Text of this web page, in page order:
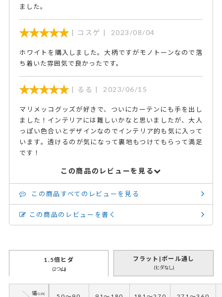
ました。
コスゲ 2023/08/04
ホワイトを購入しました。大柄ですがモノトーンなので落
ち着いた雰囲気で良かったです。
るる 2023/06/15
マリメッコグッズが好きで、ついにカーテンにも手を出し
ました！インテリアには難しいかなと思いましたが、大人
っぽい色合いとデザインなのでインテリア的も気に入って
います。透けるのが気になって裏地もつけてもらって満足
です！
この商品のレビューを見る
この商品すべてのレビューを見る
この商品のレビューを書く
1.5倍ヒダ
(2つ山)
フラット|ポール通し
(ヒダなし)